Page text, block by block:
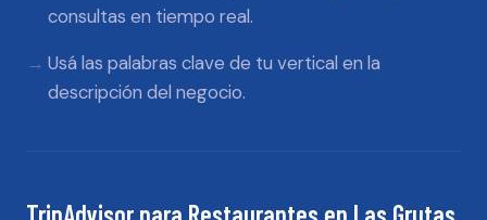
consultas en tiempo real.
Usá las palabras clave de tu vertical en la
descripción del negocio.